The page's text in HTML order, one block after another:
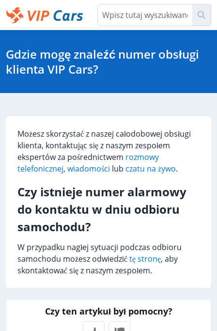
Przejdź
do
głównej
Gdzie mogę znaleźć numer obsługi
klienta VIP Cars?
Możesz skorzystać z naszej całodobowej obsługi
klienta, kontaktując się z naszym zespołem
ekspertów za pośrednictwem rozmowy
telefonicznej, wiadomości lub czatu na żywo.
Czy istnieje numer alarmowy
do kontaktu w dniu odbioru
samochodu?
W przypadku nagłej sytuacji podczas odbioru
samochodu możesz odwiedzićtę stronę, aby
skontaktować się z naszym zespołem.
Czy ten artykuł był pomocny?